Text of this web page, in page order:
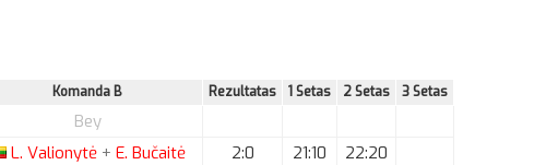
Komanda B Rezultatas 1 Setas 2 Setas 3 Setas
Bey
L. Valionytė + E. Bučaitė 2:0 21:10
22:20